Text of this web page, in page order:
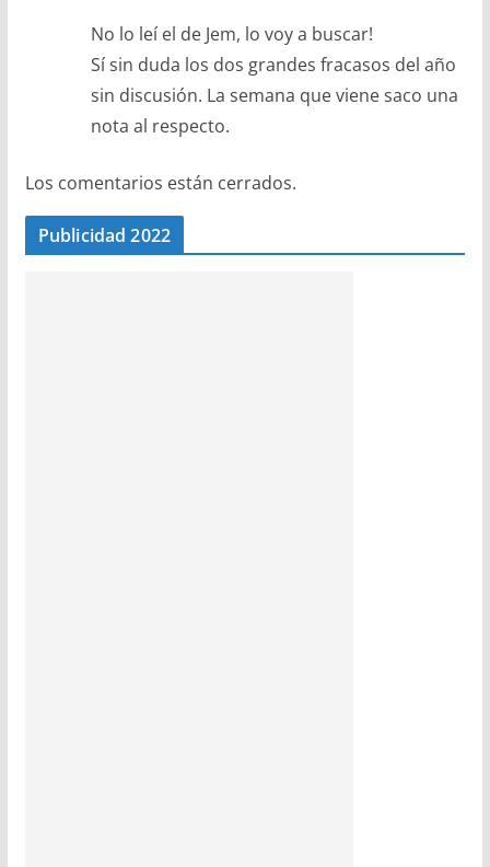
No lo leí el de Jem, lo voy a buscar!
Sí sin duda los dos grandes fracasos del año
sin discusión. La semana que viene saco una
nota al respecto.
Los comentarios están cerrados.
Publicidad 2022